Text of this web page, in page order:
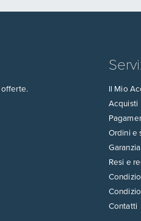
Il Mio
Acquisti
Ordini e
Garanzia
Resi e
Contatti